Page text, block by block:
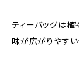
ティーバッグは植
味が広がりやすい